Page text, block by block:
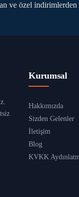
ve özel
Kurumsal
Hakkımızda
Sizden Gelenler
İletişim
Blog
KVKK